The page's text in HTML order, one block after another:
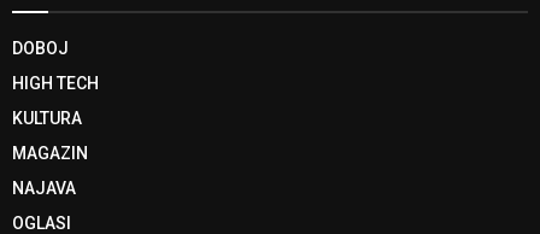
DOBOJ
HIGH TECH
KULTURA
MAGAZIN
NAJAVA
OGLASI